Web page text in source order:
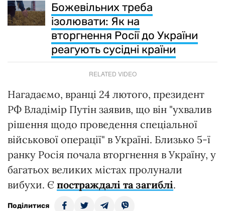
Божевільних треба
ізолювати: Як на
вторгнення Росії до України
реагують сусідні країни
RELATED VIDEO
Нагадаємо, вранці 24 лютого, президент
РФ Владімір Путін заявив, що він "ухвалив
рішення щодо проведення спеціальної
військової операції" в Україні. Близько 5-ї
ранку Росія почала вторгнення в Україну, у
багатьох великих містах пролунали
вибухи. Є постраждалі та загиблі.
Поділитися